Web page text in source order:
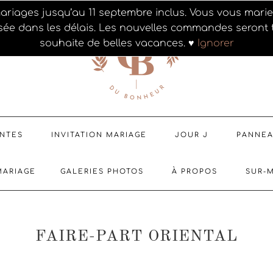
jusqu’au 11 septembre inclus. Vous vous
dans les délais. Les nouvelles commandes seront
souhaite de belles vacances. ♥
Ignorer
INVITATION MARIAGE JOUR J
GALERIES PHOTOS À PROPOS SUR-
FAIRE-PART ORIENTAL